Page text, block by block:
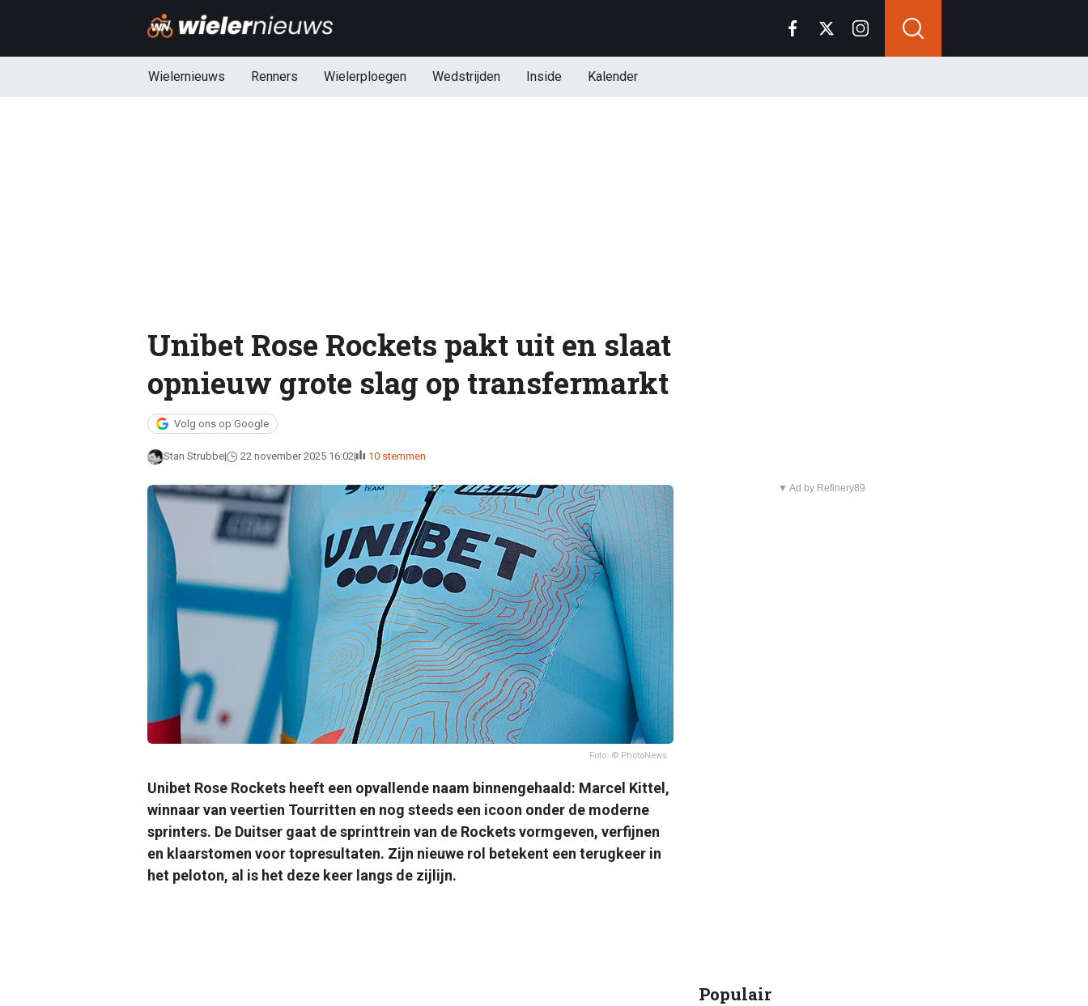
Wielernieuws Renners Wielerploegen Wedstrijden Inside Kalender
Unibet Rose Rockets pakt uit en slaat
opnieuw grote slag op transfermarkt
Volg ons op Google
Stan Strubbe 22 november 2025 16:02 10 stemmen
Foto: © PhotoNews
Unibet Rose Rockets heeft een opvallende naam binnengehaald: Marcel Kittel,
winnaar van veertien Tourritten en nog steeds een icoon onder de moderne
sprinters. De Duitser gaat de sprinttrein van de Rockets vormgeven, verfijnen
en klaarstomen voor topresultaten. Zijn nieuwe rol betekent een terugkeer in
het peloton, al is het deze keer langs de zijlijn.
▼ Ad by Refinery89
Populair